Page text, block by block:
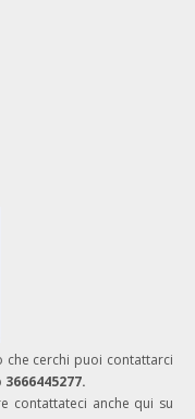
cerchi puoi contattarci
3666445277.
contattateci anche qui su